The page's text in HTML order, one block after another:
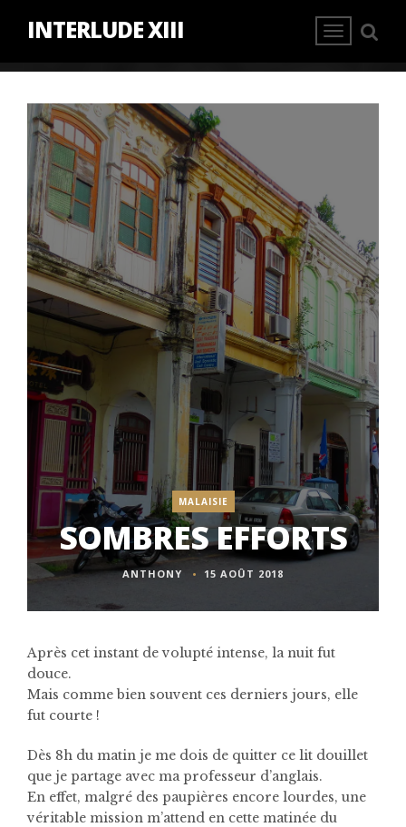
INTERLUDE XIII
MALAISIE
SOMBRES EFFORTS
ANTHONY 15 AOÛT 2018
Après cet instant de volupté intense, la nuit fut
douce.
Mais comme bien souvent ces derniers jours, elle
fut courte !
Dès 8h du matin je me dois de quitter ce lit douillet
que je partage avec ma professeur d’anglais.
En effet, malgré des paupières encore lourdes, une
véritable mission m’attend en cette matinée du